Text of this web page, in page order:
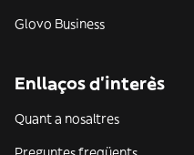
Glovo Business
Enllaços d'interès
Quant a nosaltres